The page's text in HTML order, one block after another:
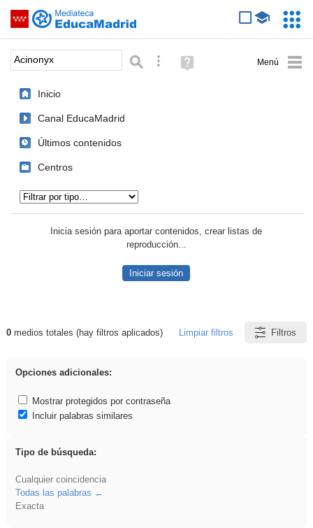
Saltar navegación
Palabra o frase: Búsqueda avanzada
Ayuda
(en
Inicio
Canal EducaMadrid
Últimos contenidos
Centros
Inicia sesión para aportar contenidos, crear listas de
reproducción...
Iniciar sesión
Resultados de: Acinonyx
0medios totales (hay filtros aplicados) Limpiar filtros Filtros
Opciones adicionales:
Mostrar protegidos por contraseña
Incluir palabras similares
Tipo de búsqueda:
Cualquier coincidencia
Todas las palabras
Exacta